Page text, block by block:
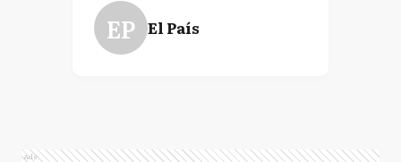
EP El País
Ads